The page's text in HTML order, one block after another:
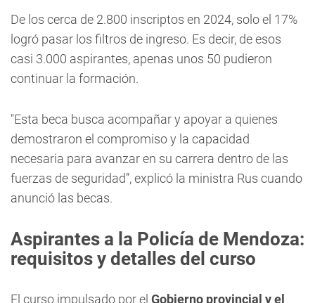
De los cerca de 2.800 inscriptos en 2024, solo el 17%
logró pasar los filtros de ingreso. Es decir, de esos
casi 3.000 aspirantes, apenas unos 50 pudieron
continuar la formación.
"Esta beca busca acompañar y apoyar a quienes
demostraron el compromiso y la capacidad
necesaria para avanzar en su carrera dentro de las
fuerzas de seguridad”, explicó la ministra Rus cuando
anunció las becas.
Aspirantes a la Policía de Mendoza:
requisitos y detalles del curso
El curso impulsado por el Gobierno provincial y el